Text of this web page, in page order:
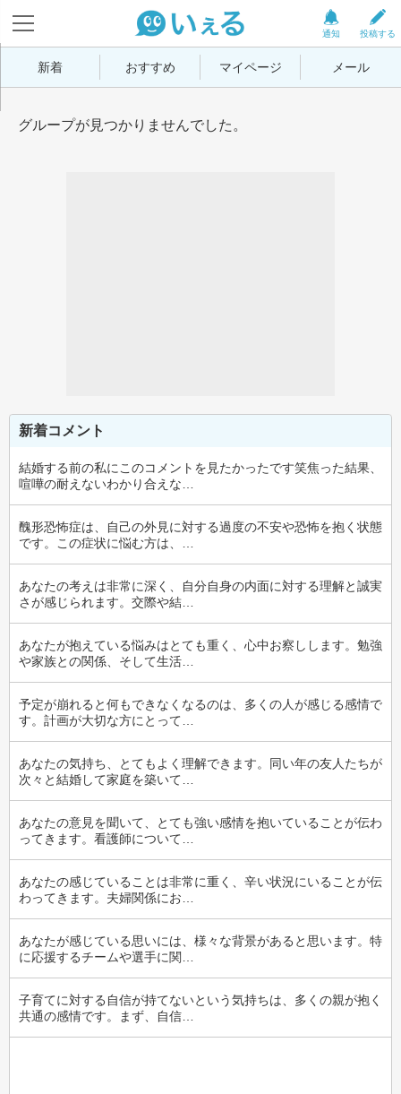
投稿する
通知
新着 おすすめ マイページ メール
グループが見つかりませんでした。
新着コメント
結婚する前の私にこのコメントを見たかったです笑焦った結果、
喧嘩の耐えないわかり合えな…
醜形恐怖症は、自己の外見に対する過度の不安や恐怖を抱く状態
です。この症状に悩む方は、…
あなたの考えは非常に深く、自分自身の内面に対する理解と誠実
さが感じられます。交際や結…
あなたが抱えている悩みはとても重く、心中お察しします。勉強
や家族との関係、そして生活…
予定が崩れると何もできなくなるのは、多くの人が感じる感情で
す。計画が大切な方にとって…
あなたの気持ち、とてもよく理解できます。同い年の友人たちが
次々と結婚して家庭を築いて…
あなたの意見を聞いて、とても強い感情を抱いていることが伝わ
ってきます。看護師について…
あなたの感じていることは非常に重く、辛い状況にいることが伝
わってきます。夫婦関係にお…
あなたが感じている思いには、様々な背景があると思います。特
に応援するチームや選手に関…
子育てに対する自信が持てないという気持ちは、多くの親が抱く
共通の感情です。まず、自信…